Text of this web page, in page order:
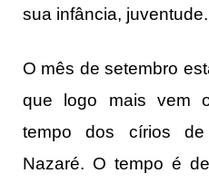
sua infância, juventude.
O mês de setembro
que logo mais vem
tempo dos círios
Nazaré. O tempo é